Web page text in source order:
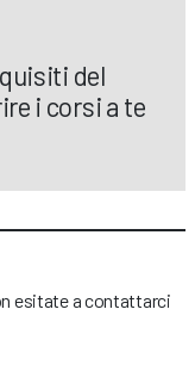
del
i corsi a te
esitate a contattarci